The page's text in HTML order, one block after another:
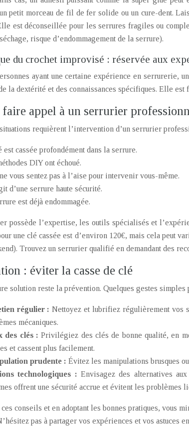
petit morceau de fil de fer solide ou un cure-dent.
est déconseillée pour les serrures fragiles ou
risque d’endommagement de la serrure).
du crochet improvisé : réservée aux
ayant une certaine expérience en serrurerie,
la dextérité et des connaissances spécifiques. Elle
faire appel à un serrurier
requièrent l’intervention d’un serrurier
est cassée profondément dans la serrure.
DIY ont échoué.
vous sentez pas à l’aise pour intervenir vous-même.
d’une serrure haute sécurité.
est déjà endommagée.
possède l’expertise, les outils spécialisés et
une clé cassée est d’environ 120€, mais cela peut
Trouvez un serrurier qualifié en demandant des
: éviter la casse de clé
solution reste la prévention. Quelques gestes
régulier :Nettoyez et lubrifiez régulièrement vos
mécaniques.
des clés :Privilégiez des clés de bonne qualité, en
et cassent plus facilement.
prudente : Évitez les manipulations brusques
technologiques : Envisagez des alternatives
offrent une sécurité accrue et évitent les problèmes
conseils et en adoptant les bonnes pratiques, vous
pas à partager vos expériences et vos astuces